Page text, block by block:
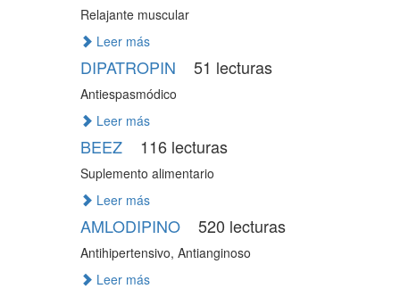
Relajante muscular
Leer más
DIPATROPIN 51 lecturas
Antiespasmódico
Leer más
BEEZ 116 lecturas
Suplemento alimentario
Leer más
AMLODIPINO 520 lecturas
Antihipertensivo, Antianginoso
Leer más